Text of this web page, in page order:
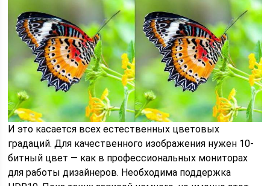
И это касается всех естественных цветовых
градаций. Для качественного изображения нужен 10-
битный цвет — как в профессиональных мониторах
для работы дизайнеров. Необходима поддержка